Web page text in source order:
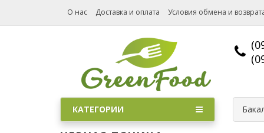
О нас Доставка и оплата Условия обмена и
КАТЕГОРИИ